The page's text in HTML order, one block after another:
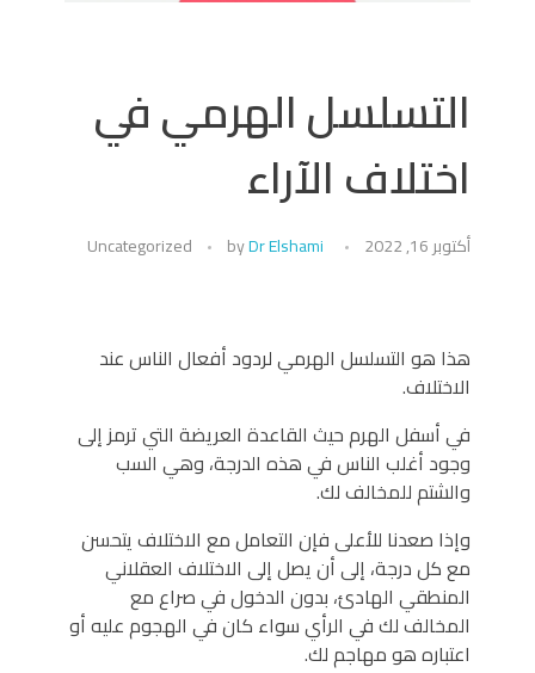
التسلسل الهرمي في
اختلاف الآراء
أكتوبر 16, 2022 byDr Elshami
Uncategorized
هذا هو التسلسل الهرمي لردود أفعال الناس عند
الاختلاف.
في أسفل الهرم حيث القاعدة العريضة التي ترمز إلى
وجود أغلب الناس في هذه الدرجة، وهي السب
والشتم للمخالف لك.
وإذا صعدنا للأعلى فإن التعامل مع الاختلاف يتحسن
مع كل درجة، إلى أن يصل إلى الاختلاف العقلاني
المنطقي الهادئ، بدون الدخول في صراع مع
المخالف لك في الرأي سواء كان في الهجوم عليه أو
اعتباره هو مهاجم لك.